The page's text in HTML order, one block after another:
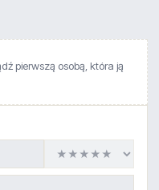
pierwszą osobą, która ją